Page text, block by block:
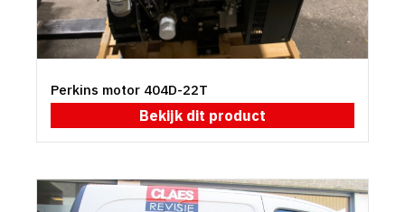
Perkins motor 404D-22T
Bekijk dit product